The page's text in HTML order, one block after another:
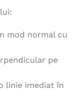
mod normal cu
pe
linie imediat în